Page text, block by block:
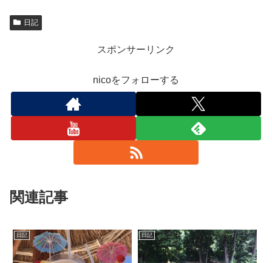
日記
スポンサーリンク
nicoをフォローする
関連記事
日記 日記